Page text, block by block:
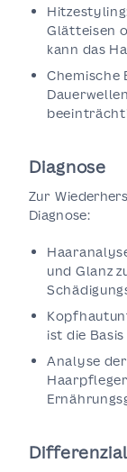
Glätteisen
kann das
Chemische
Diagnose
Zur
Diagnose:
und Glanz
ist die
Analyse